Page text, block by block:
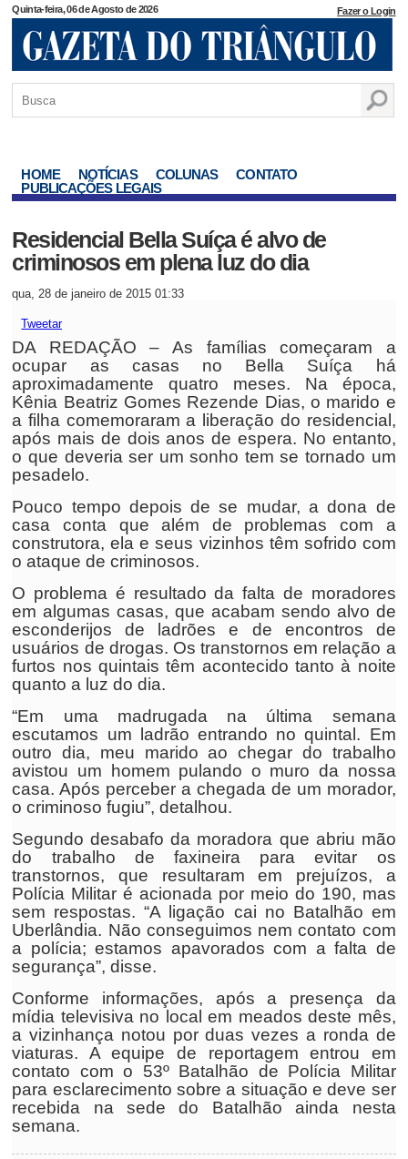
Quinta-feira, 06 de Agosto de 2026 Fazer o Login
HOME NOTÍCIAS COLUNAS
CONTATO
PUBLICAÇÕES LEGAIS
Residencial Bella Suíça é alvo de
criminosos em plena luz do dia
qua, 28 de janeiro de 2015 01:33
Tweetar
DA REDAÇÃO – As famílias começaram a
ocupar as casas no Bella Suíça há
aproximadamente quatro meses. Na época,
Kênia Beatriz Gomes Rezende Dias, o marido e
a filha comemoraram a liberação do residencial,
após mais de dois anos de espera. No entanto,
o que deveria ser um sonho tem se tornado um
pesadelo.
Pouco tempo depois de se mudar, a dona de
casa conta que além de problemas com a
construtora, ela e seus vizinhos têm sofrido com
o ataque de criminosos.
O problema é resultado da falta de moradores
em algumas casas, que acabam sendo alvo de
esconderijos de ladrões e de encontros de
usuários de drogas. Os transtornos em relação a
furtos nos quintais têm acontecido tanto à noite
quanto a luz do dia.
“Em uma madrugada na última semana
escutamos um ladrão entrando no quintal. Em
outro dia, meu marido ao chegar do trabalho
avistou um homem pulando o muro da nossa
casa. Após perceber a chegada de um morador,
o criminoso fugiu”, detalhou.
Segundo desabafo da moradora que abriu mão
do trabalho de faxineira para evitar os
transtornos, que resultaram em prejuízos, a
Polícia Militar é acionada por meio do 190, mas
sem respostas. “A ligação cai no Batalhão em
Uberlândia. Não conseguimos nem contato com
a polícia; estamos apavorados com a falta de
segurança”, disse.
Conforme informações, após a presença da
mídia televisiva no local em meados deste mês,
a vizinhança notou por duas vezes a ronda de
viaturas. A equipe de reportagem entrou em
contato com o 53º Batalhão de Polícia Militar
para esclarecimento sobre a situação e deve ser
recebida na sede do Batalhão ainda nesta
semana.